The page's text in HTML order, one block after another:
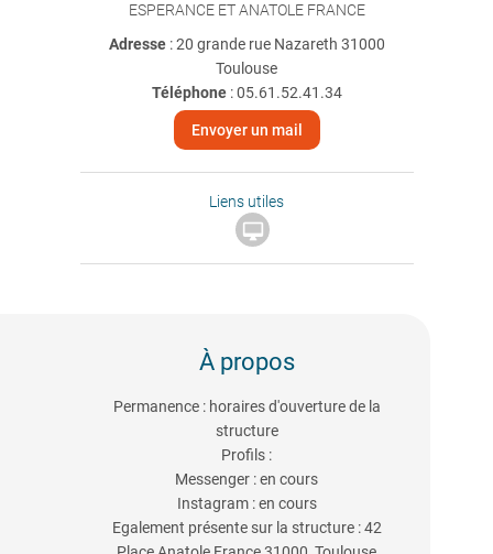
ESPERANCE ET ANATOLE FRANCE
Adresse : 20 grande rue Nazareth 31000
Toulouse
Téléphone:05.61.52.41.34
Envoyer un mail
Liens utiles

À propos
Permanence : horaires d'ouverture de la
structure
Profils :
Messenger : en cours
Instagram : en cours
Egalement présente sur la structure : 42